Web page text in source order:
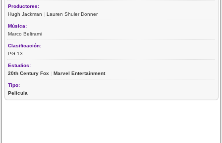
Productores:
Hugh Jackman |Lauren Shuler Donner
Música:
Marco Beltrami
Clasificación:
PG-13
Estudios:
20th Century Fox |Marvel Entertainment
Tipo:
Película